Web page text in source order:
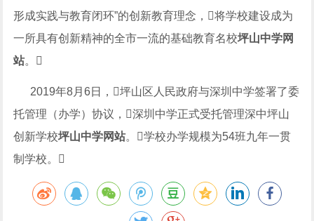
形成实践与教育闭环”的创新教育理念，将学校建设成为
一所具有创新精神的全市一流的基础教育名校坪山中学网
站。
2019年8月6日，坪山区人民政府与深圳中学签署了委
托管理（办学）协议，深圳中学正式受托管理深中坪山
创新学校坪山中学网站。学校办学规模为54班九年一贯
制学校。